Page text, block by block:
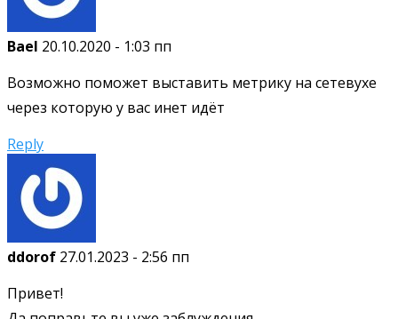
Bael 20.10.2020 - 1:03 пп
Возможно поможет выставить метрику на сетевухе
через которую у вас инет идёт
Reply
ddorof 27.01.2023 - 2:56 пп
Привет!